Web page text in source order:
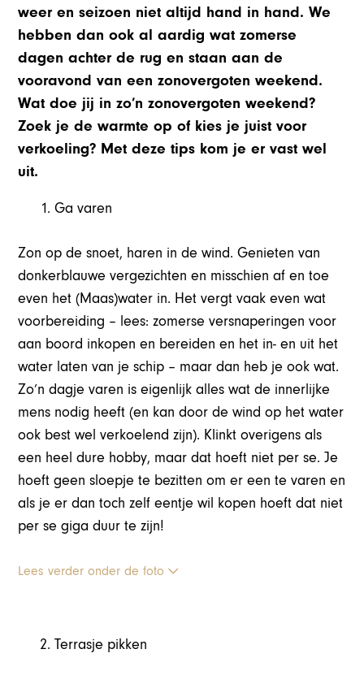
weer en seizoen niet altijd hand in hand. We
hebben dan ook al aardig wat zomerse
dagen achter de rug en staan aan de
vooravond van een zonovergoten weekend.
Wat doe jij in zo’n zonovergoten weekend?
Zoek je de warmte op of kies je juist voor
verkoeling? Met deze tips kom je er vast wel
uit.
Ga varen
Zon op de snoet, haren in de wind. Genieten van
donkerblauwe vergezichten en misschien af en toe
even het (Maas)water in. Het vergt vaak even wat
voorbereiding – lees: zomerse versnaperingen voor
aan boord inkopen en bereiden en het in- en uit het
water laten van je schip – maar dan heb je ook wat.
Zo’n dagje varen is eigenlijk alles wat de innerlijke
mens nodig heeft (en kan door de wind op het water
ook best wel verkoelend zijn). Klinkt overigens als
een heel dure hobby, maar dat hoeft niet per se. Je
hoeft geen sloepje te bezitten om er een te varen en
als je er dan toch zelf eentje wil kopen hoeft dat niet
per se giga duur te zijn!
Lees verder onder de foto
Terrasje pikken